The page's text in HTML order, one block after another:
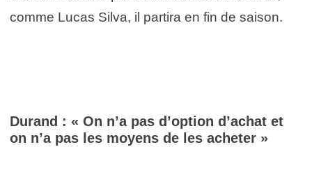
comme Lucas Silva, il partira en fin de saison.
Durand : « On n’a pas d’option d’achat et
on n’a pas les moyens de les acheter »